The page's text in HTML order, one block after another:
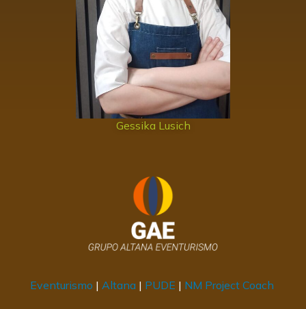
Gessika Lusich
Eventurismo | Altana | PUDE | NM Project Coach